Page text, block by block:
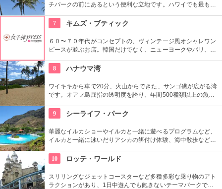
チパークの前にあるという便利な立地です。ハワイでも最も美
はバーベキューやピクニックをしている人も見られます。
7 キムズ・ブティック
６０〜７０年代がコンセプトの、ヴィンテージ風オシャレワン
ピースが並ぶお店。韓国だけでなく、ニューヨークやパリ、ロ
用とか。質感や柄だけでなく、素材の全てを韓国内で調達する
という徹底したこだわりと、リーズナブルなお値段で買える事
が人気の理由。
8 ハナウマ湾
ワイキキから車で20分、火山からできた、サンゴ礁が広がる湾
です。オアフ島屈指の透明度を誇り、年間500種類以上の魚が
で年間100万人以上の観光客が訪れます。
9 シーライフ・パーク
華麗なイルカショーやイルカと一緒に遊べるプログラムなど、
イルカと一緒に泳いだりアシカの餌付け体験、海中散歩など、
ヌイグルミやTシャツなどオリジナルグッズも人気です。
10 ロッテ・ワールド
スリリングなジェットコースターなど多種多彩な乗り物のアト
ラクションがあり、1日中遊んでも飽きないテーマパークで